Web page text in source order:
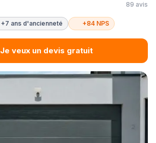
89 avis
+7 ans d'ancienneté +84 NPS
Je veux un devis gratuit